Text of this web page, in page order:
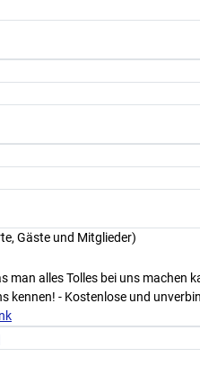
Gäste und Mitglieder)
man alles Tolles bei uns machen
kennen! - Kostenlose und